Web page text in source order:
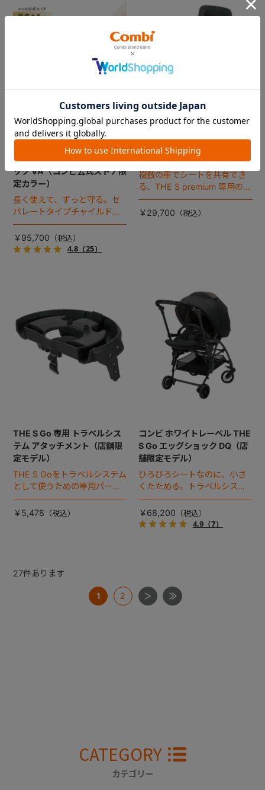
コンビ ホワイトレーベル THE
S premium R129 エッグショ
ック VA（コンビ公式ストア限
定カラー）
長く使えて、ずっと守る。セ
パレートタイプチャイルドシ
ートのロングユースモデル。
￥95,700
4.8（25）
THE S premium 専用 のせか
複数の車でシートを共有でき
る、THE S premium 専用のベ
ース。
￥29,700
THE S Go 専用 トラベルシス
テム アタッチメント（店舗限
定モデル）
THE S Goをトラベルシステム
として使うための専用パーツ
です。
￥5,478
コンビ ホワイトレーベル THE
S Go エッグショック DQ（店
舗限定モデル）
ひろびろシートなのに、小さ
くたためる。トラベルシステ
ム対応ベビーカー。
￥68,200
4.9（7）
27件あります
1 2
CATEGORY
カテゴリー